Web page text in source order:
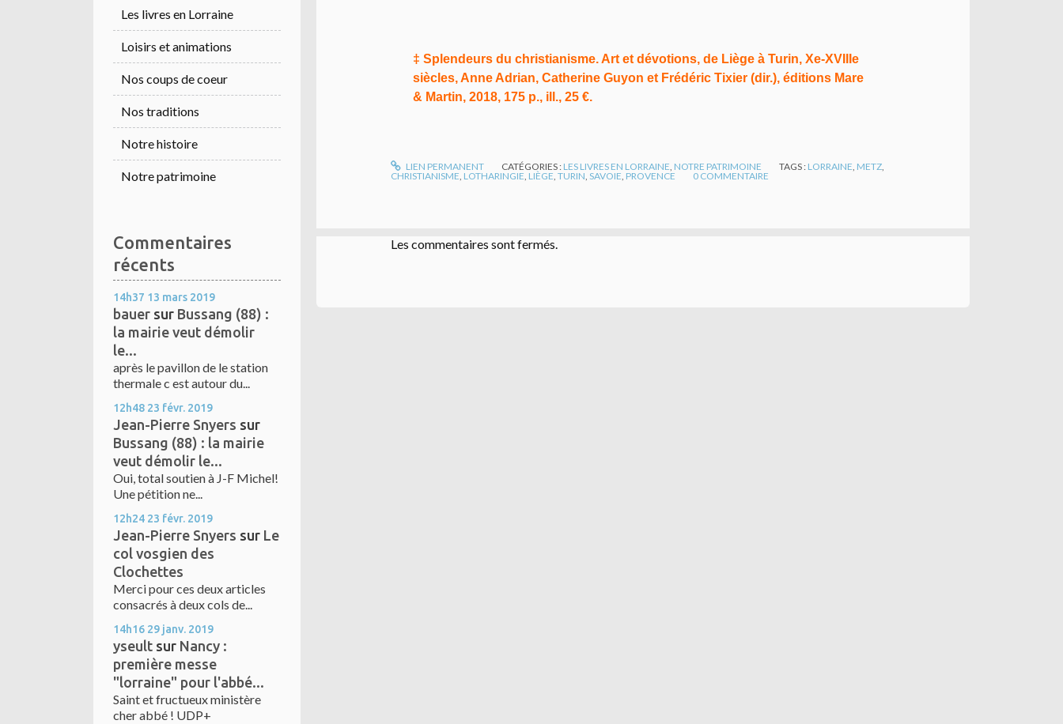
Les livres en Lorraine
Loisirs et animations
Nos coups de coeur
Nos traditions
Notre histoire
Notre patrimoine
Commentaires
récents
14h37 13 mars 2019
bauer sur Bussang (88) :
la mairie veut démolir
le...
après le pavillon de le station
thermale c est autour du...
12h48 23 févr. 2019
Jean-Pierre Snyers sur
Bussang (88) : la mairie
veut démolir le...
Oui, total soutien à J-F Michel!
Une pétition ne...
12h24 23 févr. 2019
Jean-Pierre Snyers sur Le
col vosgien des
Clochettes
Merci pour ces deux articles
consacrés à deux cols de...
14h16 29 janv. 2019
yseult sur Nancy :
première messe
"lorraine" pour l'abbé...
Saint et fructueux ministère
cher abbé ! UDP+
‡ Splendeurs du christianisme. Art et dévotions, de Liège à Turin, Xe-XVIIIe
siècles, Anne Adrian, Catherine Guyon et Frédéric Tixier (dir.), éditions Mare
& Martin, 2018, 175 p., ill., 25 €.
LIEN PERMANENT CATÉGORIES : LES LIVRES EN LORRAINE NOTRE PATRIMOINE TAGS : LORRAINE METZ
CHRISTIANISME LOTHARINGIE LIÈGE TURIN SAVOIE PROVENCE 0 COMMENTAIRE
Les commentaires sont fermés.